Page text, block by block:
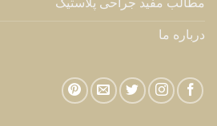
مطالب مفید جراحی پلاستیک
درباره ما